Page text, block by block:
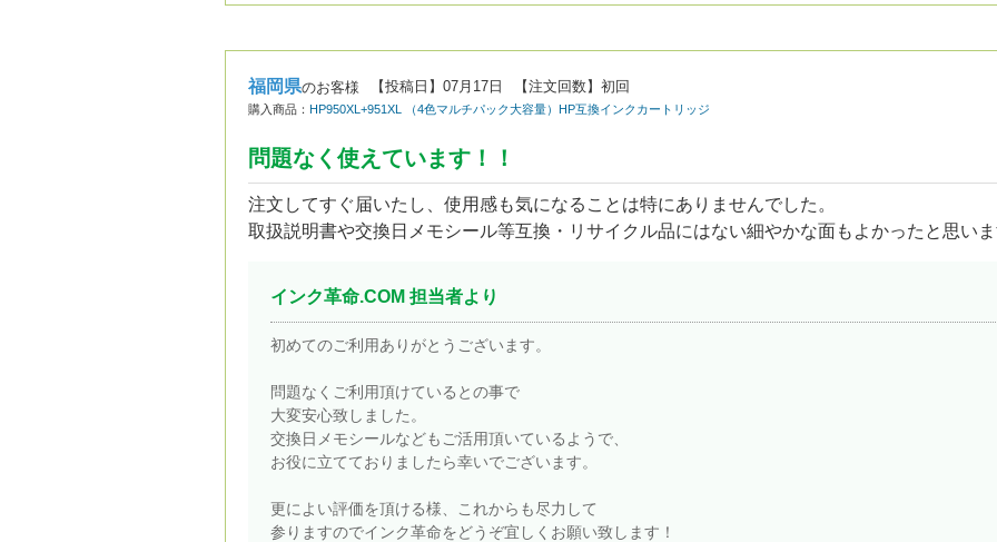
福岡県のお客様 【投稿日】 07月17日 【注文回数】 初回
購入商品： HP950XL+951XL （4色マルチパック大容量）HP互換インクカートリッジ
問題なく使えています！！
注文してすぐ届いたし、使用感も気になることは特にありませんでした。
取扱説明書や交換日メモシール等互換・リサイクル品にはない細やかな面もよかったと思い
インク革命.COM 担当者より
初めてのご利用ありがとうございます。
問題なくご利用頂けているとの事で
大変安心致しました。
交換日メモシールなどもご活用頂いているようで、
お役に立てておりましたら幸いでございます。
更によい評価を頂ける様、これからも尽力して
参りますのでインク革命をどうぞ宜しくお願い致します！